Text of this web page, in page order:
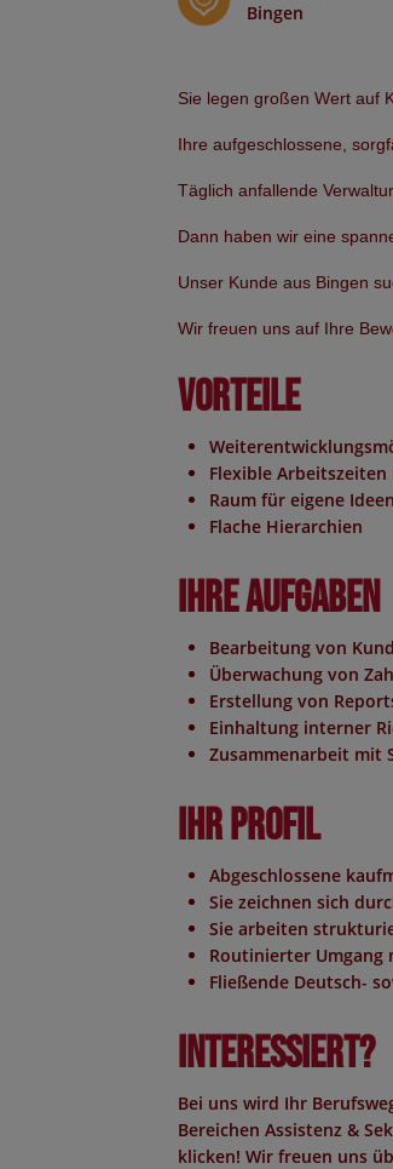
Bingen
Sie legen großen Wert auf
Ihre aufgeschlossene,
Täglich anfallende
Dann haben wir eine
Unser Kunde aus Bingen
Wir freuen uns auf Ihre
Vorteile
Flexible
Raum für eigene Ideen
Flache Hierarchien
Ihre Aufgaben
Bearbeitung von
Überwachung von
Erstellung von
Einhaltung interner
Zusammenarbeit mit
Ihr Profil
Abgeschlossene
Sie zeichnen sich
Sie arbeiten
Routinierter Umgang
Fließende Deutsch-
Interessiert?
Bei uns wird Ihr
Bereichen Assistenz &
klicken! Wir freuen uns